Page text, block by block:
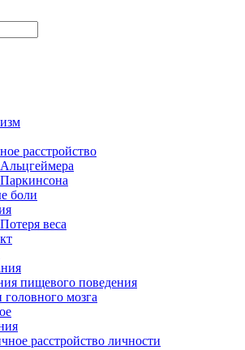
расстройство
боли
веса
пищевого поведения
мозга
расстройство личности